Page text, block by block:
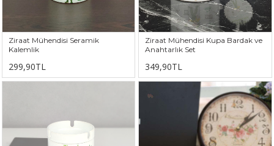
Ziraat Mühendisi Seramik
Kalemlik
299,90TL
Ziraat Mühendisi Kupa Bardak ve
Anahtarlık Set
349,90TL